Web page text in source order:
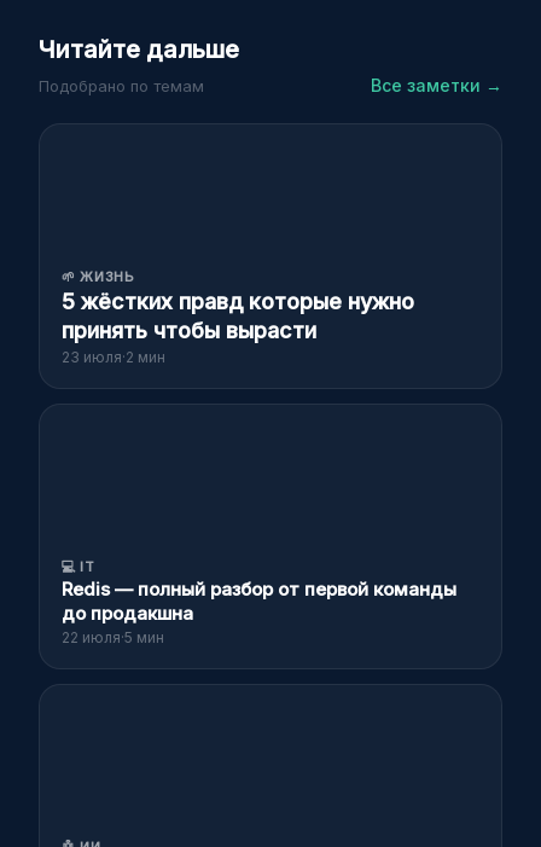
Читайте дальше
Подобрано по темам Все заметки →
🌱 ЖИЗНЬ
5 жёстких правд которые нужно
принять чтобы вырасти
23 июля·2 мин
💻 IT
Redis — полный разбор от первой команды
до продакшна
22 июля·5 мин